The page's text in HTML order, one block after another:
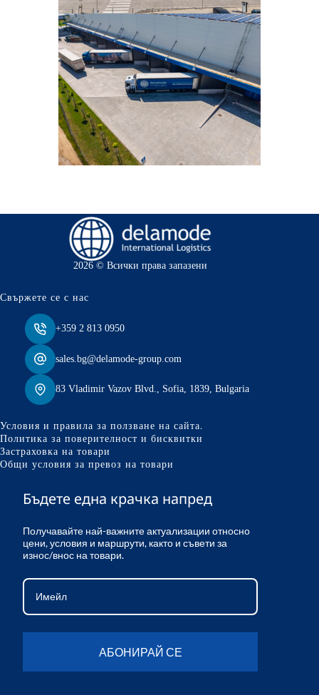
2026 © Всички права запазени
Свържете се с нас
+359 2 813 0950
sales.bg@delamode-group.com
83 Vladimir Vazov Blvd., Sofia, 1839, Bulgaria
Условия и правила за ползване на сайта.
Политика за поверителност и бисквитки
Застраховка на товари
Общи условия за превоз на товари
Бъдете една крачка напред
Получавайте най-важните актуализации относно
цени, условия и маршрути, както и съвети за
износ/внос на товари.
АБОНИРАЙ СЕ